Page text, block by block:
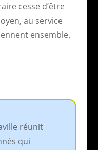
cesse d’être
au service
ensemble.
réunit
qui